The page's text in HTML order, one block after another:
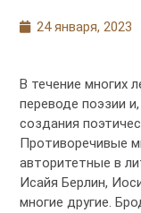
24 января, 2023
В течение многих
переводе поэзии
создания
Противоречивые
авторитетные в
Исайя Берлин,
многие другие.